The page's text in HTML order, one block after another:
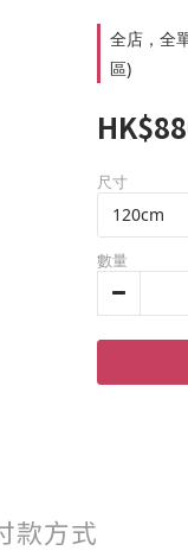
全店，全
區)
尺寸
數量
款方式